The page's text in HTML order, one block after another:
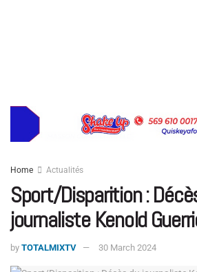
Home Actualités
Sport/Disparition :
journaliste Kenold
by TOTALMIXTV 30 March 2024